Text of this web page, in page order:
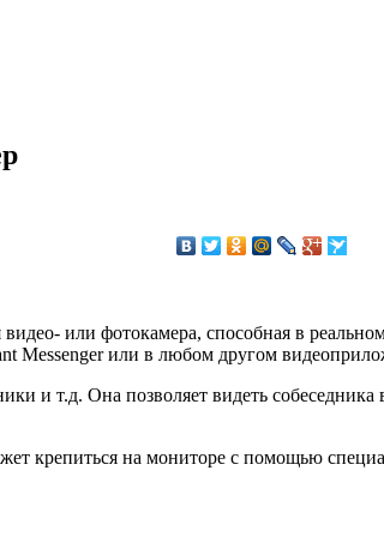
или фотокамера, способная в
Messenger или в любом другом
и т.д. Она позволяет видеть
крепиться на мониторе с помощью